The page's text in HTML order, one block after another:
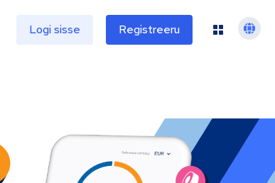
Logi sisse Registreeru